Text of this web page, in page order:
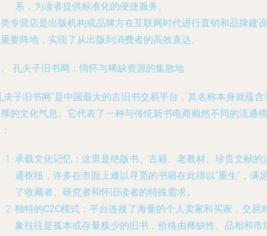
系，为读者提供标准化的便捷服务。
专营店是出版机构或品牌方在互联网时代进行直销和品牌建设
要阵地，实现了从出版到消费者的高效直达。
孔夫子旧书网：情怀与稀缺资源的集散地
夫子旧书网”是中国最大的古旧书交易平台，其名称本身就蕴含
的文化气息。它代表了一种与传统新书电商截然不同的流通模
承载文化记忆 ：这里是绝版书、古籍、老教材、珍贵文献的
通枢纽，许多在市面上难以寻觅的书籍在此得以“重生”，满
了收藏者、研究者和怀旧读者的特殊需求。
独特的C2C模式 ：平台连接了海量的个人卖家和买家，交易
象往往是孤本或存量极少的旧书，价格由稀缺性、品相和市